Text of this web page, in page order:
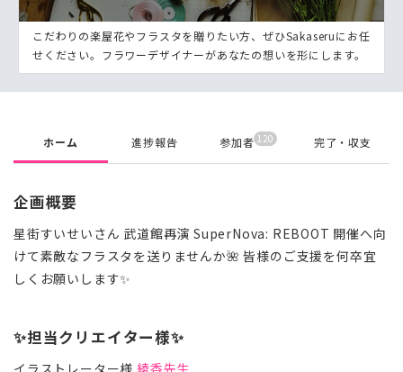
こだわりの楽屋花やフラスタを贈りたい方、ぜひSakaseruにお任
せください。フラワーデザイナーがあなたの想いを形にします。
ホーム 進捗報告 参加者 120 完了・収支
企画概要
星街すいせいさん 武道館再演 SuperNova: REBOOT 開催へ向
けて素敵なフラスタを送りませんか🌺 皆様のご支援を何卒宜
しくお願いします✨
✨担当クリエイター様✨
イラストレーター様 綾香先生